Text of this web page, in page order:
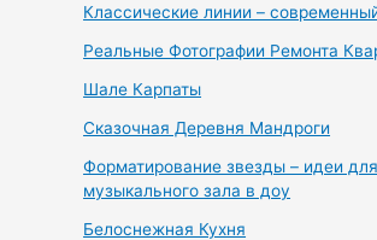
Классические линии –
Реальные Фотографии Ремонта
Шале Карпаты
Сказочная Деревня Мандроги
Форматирование звезды – идеи
музыкального зала в доу
Белоснежная Кухня